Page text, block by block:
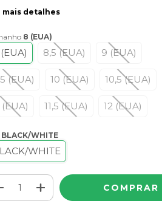
mais detalhes
8 (EUA)
8,5 (EUA) 9 (EUA)
(EUA) 10 (EUA) 10,5 (EUA)
(EUA) 11,5 (EUA) 12 (EUA)
BLACK/WHITE
WHITE